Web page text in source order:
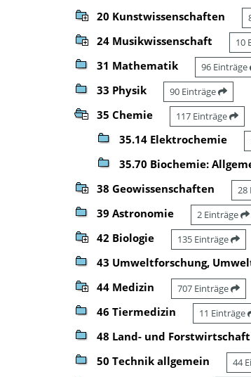
20 Kunstwissenschaften
24 Musikwissenschaft 10
31 Mathematik 96 Einträge
33 Physik 90 Einträge
35 Chemie 117 Einträge
35.14 Elektrochemie
35.70 Biochemie:
38 Geowissenschaften 28
39 Astronomie 2 Einträge
42 Biologie 135 Einträge
43 Umweltforschung,
44 Medizin 707 Einträge
46 Tiermedizin 11 Einträge
48 Land- und Forstwirtschaft
50 Technik allgemein 44